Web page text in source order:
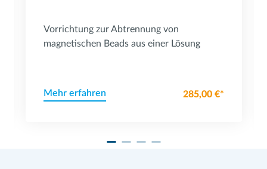
Vorrichtung zur Abtrennung von
magnetischen Beads aus einer Lösung
Mehr erfahren 285,00 €*